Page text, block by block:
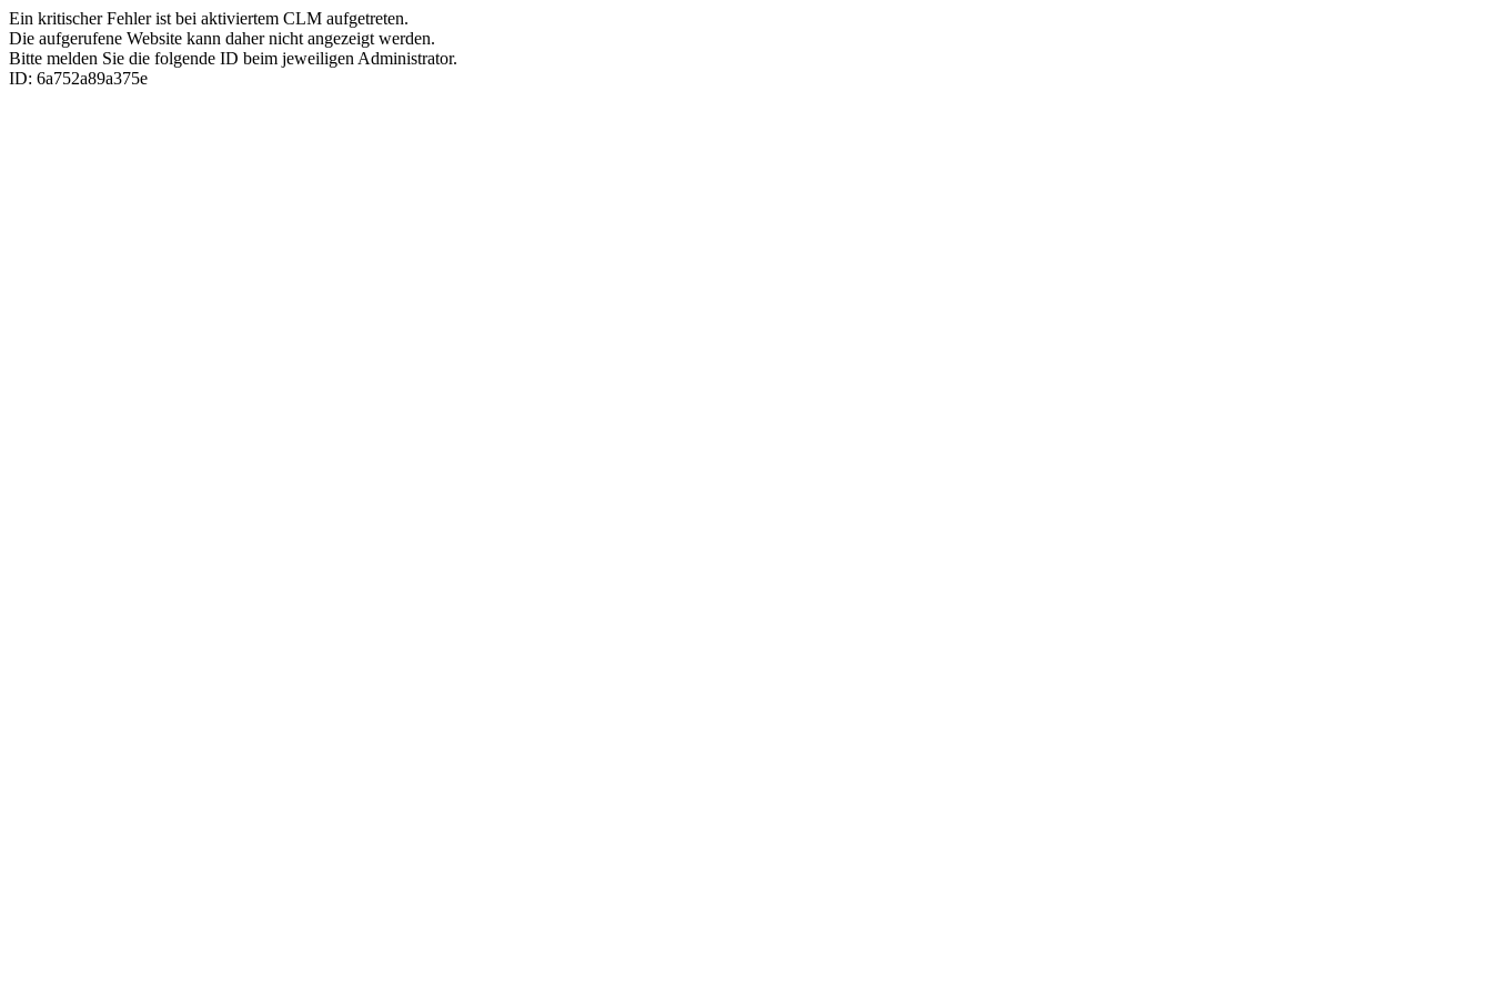
Ein kritischer Fehler ist bei aktiviertem CLM aufgetreten.
Die aufgerufene Website kann daher nicht angezeigt werden.
Bitte melden Sie die folgende ID beim jeweiligen Administrator.
ID: 6a752a89a375e